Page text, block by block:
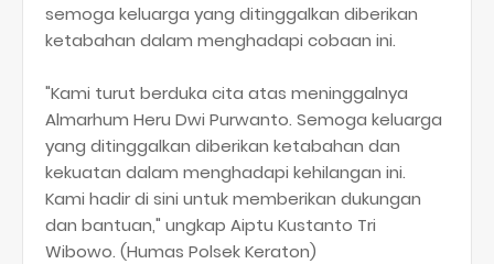
semoga keluarga yang ditinggalkan diberikan
ketabahan dalam menghadapi cobaan ini.
"Kami turut berduka cita atas meninggalnya
Almarhum Heru Dwi Purwanto. Semoga keluarga
yang ditinggalkan diberikan ketabahan dan
kekuatan dalam menghadapi kehilangan ini.
Kami hadir di sini untuk memberikan dukungan
dan bantuan," ungkap Aiptu Kustanto Tri
Wibowo. (Humas Polsek Keraton)